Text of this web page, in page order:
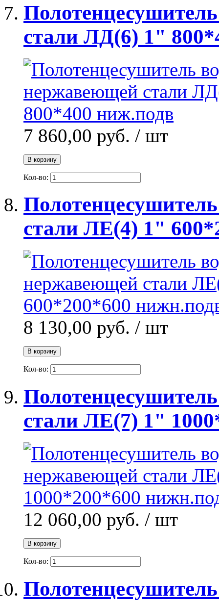
стали ЛД(6) 1"
7 860,00 руб. / шт
В корзину
Кол-во:
стали ЛЕ(4) 1"
8 130,00 руб. / шт
В корзину
Кол-во:
стали ЛЕ(7) 1"
12 060,00 руб. / шт
В корзину
Кол-во: